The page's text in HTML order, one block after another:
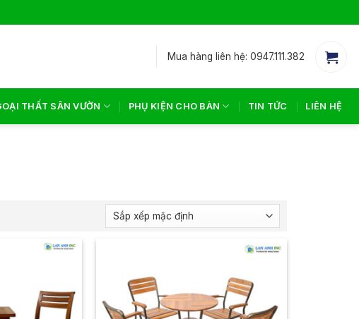
Mua hàng liên hệ: 0947.111.382
THẤT SÂN VƯỜN PHỤ KIỆN CHO BÀN TIN TỨC LIÊN HỆ